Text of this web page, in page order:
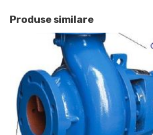
Produse similare